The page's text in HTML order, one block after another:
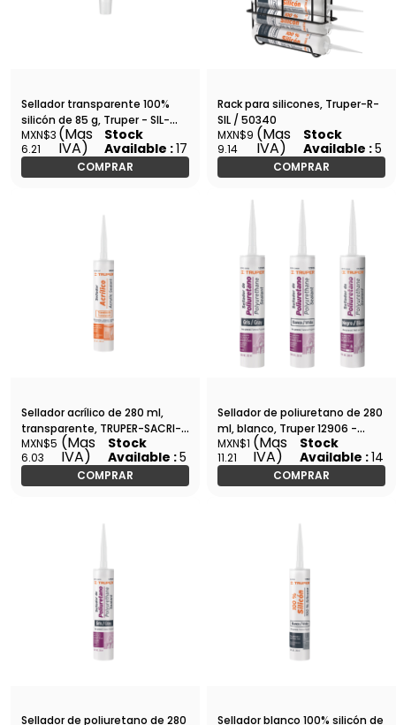
Sellador transparente 100%
silicón de 85 g, Truper - SIL-
85T / 17562
MXN$3
6.21
(Mas
IVA)
Stock
Available :17
COMPRAR
Rack para silicones, Truper-R-
SIL / 50340
MXN$9
9.14
(Mas
IVA)
Stock
Available :5
COMPRAR
Sellador acrílico de 280 ml,
transparente, TRUPER-SACRI-
100T / 18569
MXN$5
6.03
(Mas
IVA)
Stock
Available :5
COMPRAR
Sellador de poliuretano de 280
ml, blanco, Truper 12906 -
SEPO-280B
MXN$1
11.21
(Mas
IVA)
Stock
Available :14
COMPRAR
Sellador de poliuretano de 280 Sellador blanco 100% silicón de